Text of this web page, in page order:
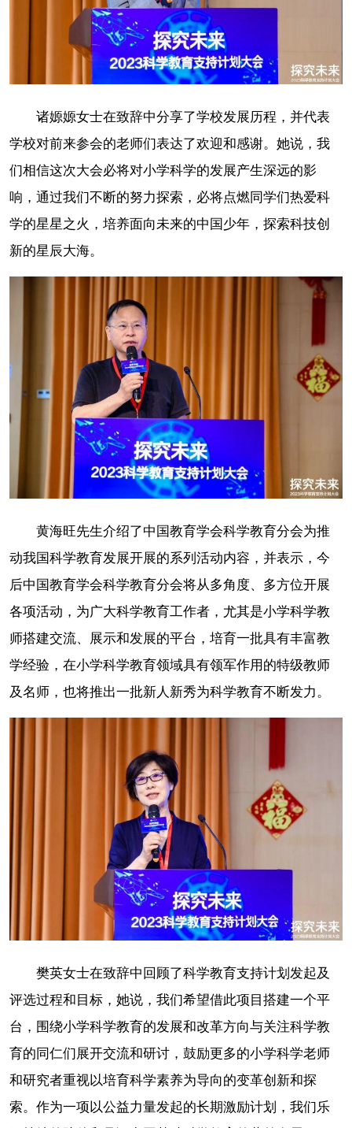
诸嫄嫄女士在致辞中分享了学校发展历程，并代表
学校对前来参会的老师们表达了欢迎和感谢。她说，我
们相信这次大会必将对小学科学的发展产生深远的影
响，通过我们不断的努力探索，必将点燃同学们热爱科
学的星星之火，培养面向未来的中国少年，探索科技创
新的星辰大海。
黄海旺先生介绍了中国教育学会科学教育分会为推
动我国科学教育发展开展的系列活动内容，并表示，今
后中国教育学会科学教育分会将从多角度、多方位开展
各项活动，为广大科学教育工作者，尤其是小学科学教
师搭建交流、展示和发展的平台，培育一批具有丰富教
学经验，在小学科学教育领域具有领军作用的特级教师
及名师，也将推出一批新人新秀为科学教育不断发力。
樊英女士在致辞中回顾了科学教育支持计划发起及
评选过程和目标，她说，我们希望借此项目搭建一个平
台，围绕小学科学教育的发展和改革方向与关注科学教
育的同仁们展开交流和研讨，鼓励更多的小学科学老师
和研究者重视以培育科学素养为导向的变革创新和探
索。作为一项以公益力量发起的长期激励计划，我们乐